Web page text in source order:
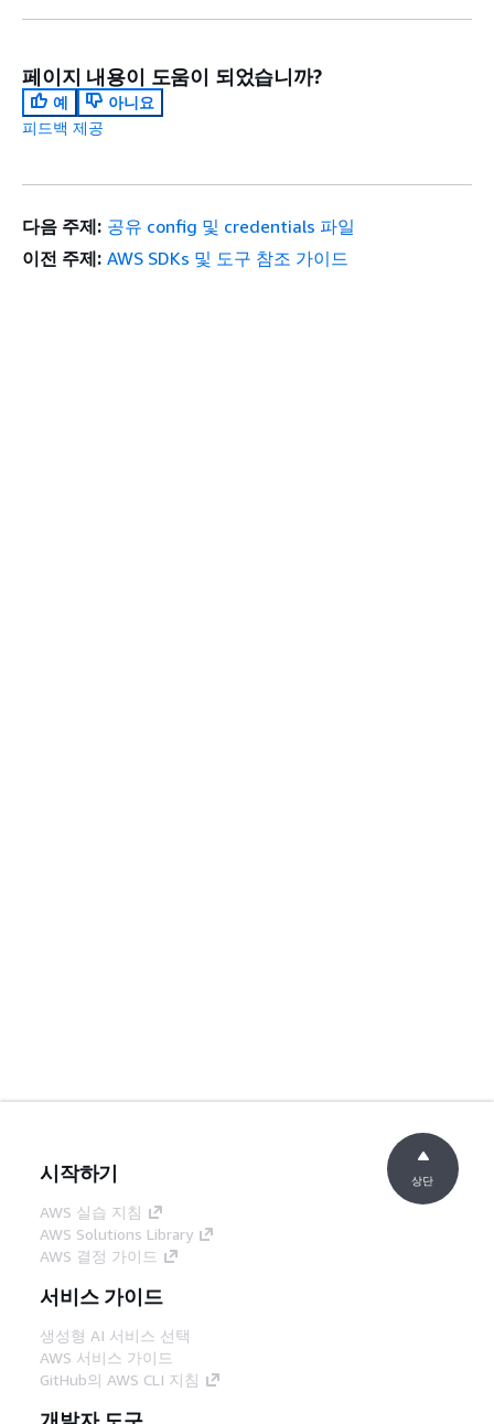
페이지 내용이 도움이 되었습니까?
예
아니요
피드백 제공
다음 주제: 공유 config 및 credentials 파일
이전 주제: AWS SDKs 및 도구 참조 가이드
시작하기
AWS 실습 지침
AWS Solutions Library
AWS 결정 가이드
서비스 가이드
생성형 AI 서비스 선택
AWS 서비스 가이드
GitHub의 AWS CLI 지침
상단